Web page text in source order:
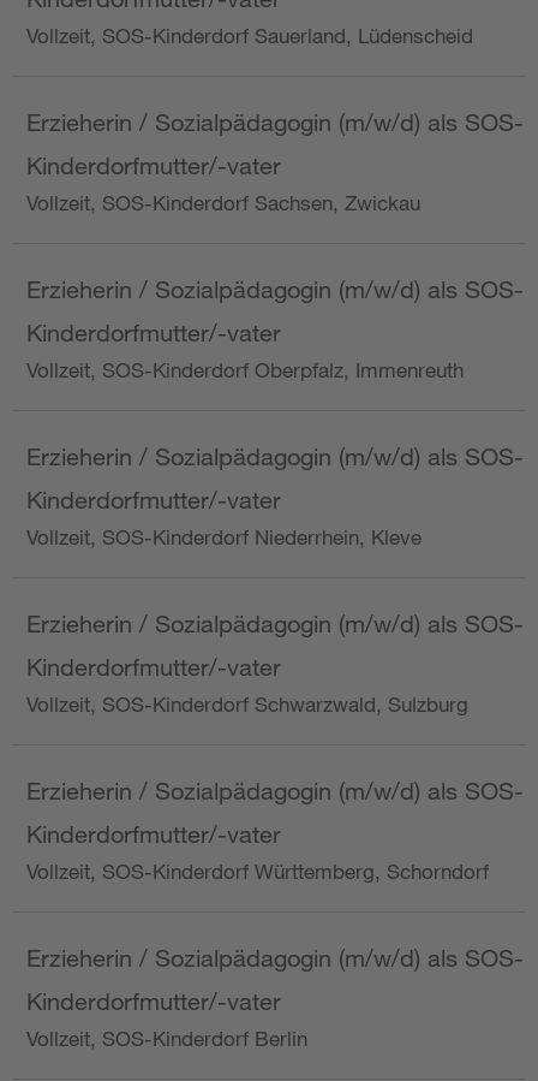
Vollzeit, SOS-Kinderdorf Sauerland, Lüdenscheid
Erzieherin / Sozialpädagogin (m/w/d) als SOS-
Kinderdorfmutter/-vater
Vollzeit, SOS-Kinderdorf Sachsen, Zwickau
Erzieherin / Sozialpädagogin (m/w/d) als SOS-
Kinderdorfmutter/-vater
Vollzeit, SOS-Kinderdorf Oberpfalz, Immenreuth
Erzieherin / Sozialpädagogin (m/w/d) als SOS-
Kinderdorfmutter/-vater
Vollzeit, SOS-Kinderdorf Niederrhein, Kleve
Erzieherin / Sozialpädagogin (m/w/d) als SOS-
Kinderdorfmutter/-vater
Vollzeit, SOS-Kinderdorf Schwarzwald, Sulzburg
Erzieherin / Sozialpädagogin (m/w/d) als SOS-
Kinderdorfmutter/-vater
Vollzeit, SOS-Kinderdorf Württemberg, Schorndorf
Erzieherin / Sozialpädagogin (m/w/d) als SOS-
Kinderdorfmutter/-vater
Vollzeit, SOS-Kinderdorf Berlin